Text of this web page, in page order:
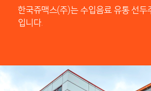
한국쥬맥스(주)는 수입음료 유통 선두주자
입니다.